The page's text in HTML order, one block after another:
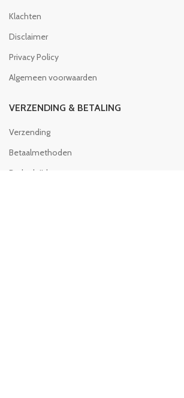
Klachten
Disclaimer
Privacy Policy
Algemeen voorwaarden
VERZENDING & BETALING
Verzending
Betaalmethoden
Bedenktijd-retour